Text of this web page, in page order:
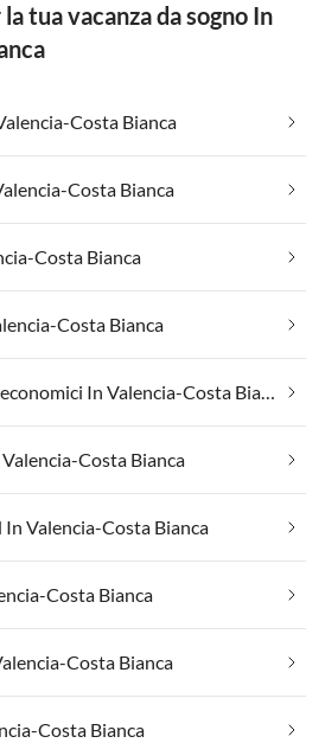
tua vacanza da sogno In
Costa Bianca
Costa Bianca
Costa Bianca
Costa Bianca
Appartamenti vacanze economici In Valencia-Costa Bianca
Costa Bianca
In Valencia-Costa Bianca
Costa Bianca
Costa Bianca
Costa Bianca